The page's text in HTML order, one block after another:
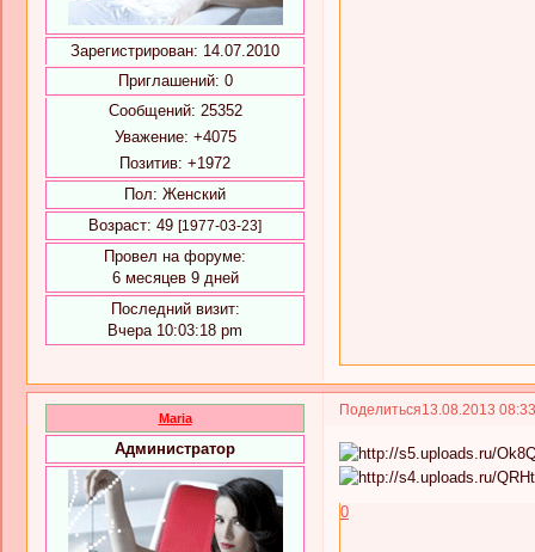
Зарегистрирован: 14.07.2010
Приглашений: 0
Сообщений: 25352
Уважение: +4075
Позитив: +1972
Пол: Женский
Возраст: 49 [1977-03-23]
Провел на форуме:
6 месяцев 9 дней
Последний визит:
Вчера 10:03:18 pm
Поделиться13.08.2013
Maria
Администратор
0